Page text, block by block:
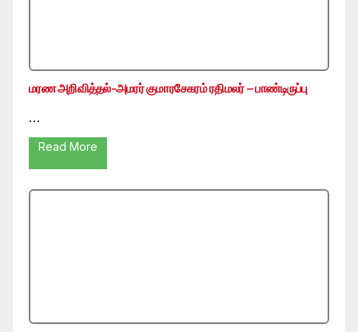
மரண அறிவித்தல்-அமரர் குமாரசேகரம் ரதிமலர் – பாண்டிருப்பு
…
Read More